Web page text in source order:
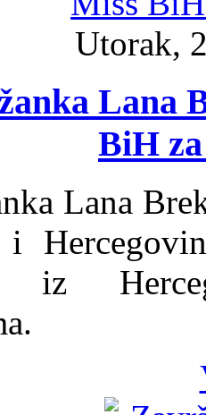
Utorak,
Lana
BiH
Lana
i
iz